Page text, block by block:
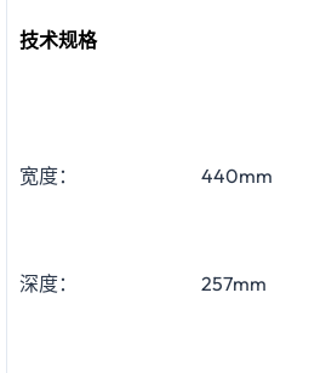
技术规格
宽度： 440mm
深度： 257mm